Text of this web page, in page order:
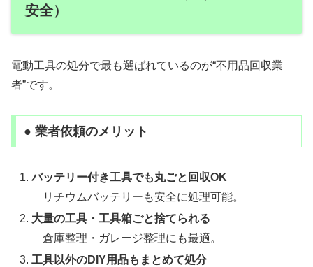
安全）
電動工具の処分で最も選ばれているのが“不用品回収業
者”です。
● 業者依頼のメリット
バッテリー付き工具でも丸ごと回収OK
リチウムバッテリーも安全に処理可能。
大量の工具・工具箱ごと捨てられる
倉庫整理・ガレージ整理にも最適。
工具以外のDIY用品もまとめて処分